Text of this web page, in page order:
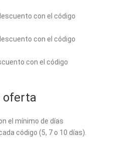
con el código
con el código
con el código
oferta
el mínimo de días
código (5, 7 o 10 días).